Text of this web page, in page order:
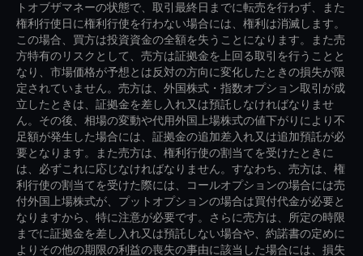
トオブザマネーの状態で、取引最終日までに転売を行わず、また
権利行使日に権利行使を行わない場合には、権利は消滅します。
この場合、買方は投資資金の全額を失うことになります。また売
方特有のリスクとして、売方は証拠金を上回る取引を行うことと
なり、市場価格が予想とは反対の方向に変化したときの損失が限
定されていません。売方は、外国株式・指数オプション取引が成
立したときは、証拠金を差し入れ又は預託しなければなりませ
ん。その後、相場の変動や代用外国上場株式の値下がりにより不
足額が発生した場合には、証拠金の追加差入れ又は追加預託が必
要となります。また売方は、権利行使の割当てを受けたときに
は、必ずこれに応じなければなりません。すなわち、売方は、権
利行使の割当てを受けた際には、コールオプションの場合には売
付外国上場株式が、プットオプションの場合は買付代金が必要と
なりますから、特に注意が必要です。さらに売方は、所定の時限
までに証拠金を差し入れ又は預託しない場合や、約諾書の定めに
よりその他の期限の利益の喪失の事由に該当した場合には、損失